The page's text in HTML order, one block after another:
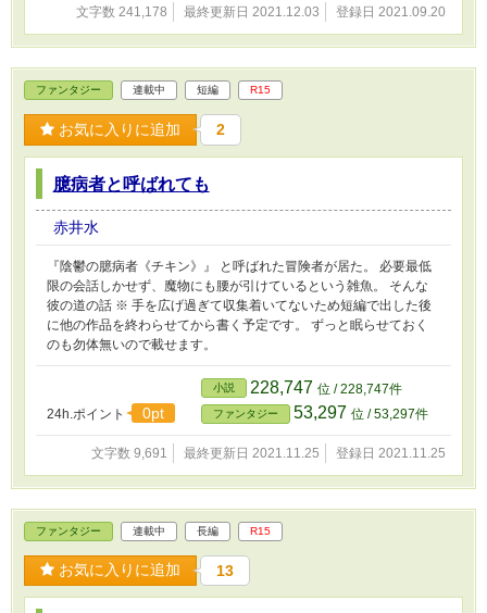
文字数 241,178 最終更新日 2021.12.03 登録日 2021.09.20
ファンタジー 連載中 短編 R15
お気に入りに追加 2
臆病者と呼ばれても
赤井水
『陰鬱の臆病者《チキン》』 と呼ばれた冒険者が居た。 必要最低
限の会話しかせず、魔物にも腰が引けているという雑魚。 そんな
彼の道の話 ※ 手を広げ過ぎて収集着いてないため短編で出した後
に他の作品を終わらせてから書く予定です。 ずっと眠らせておく
のも勿体無いので載せます。
24h.ポイント 0pt
小説 228,747 位 / 228,747件
ファンタジー 53,297 位 / 53,297件
文字数 9,691 最終更新日 2021.11.25 登録日 2021.11.25
ファンタジー 連載中 長編 R15
お気に入りに追加 13